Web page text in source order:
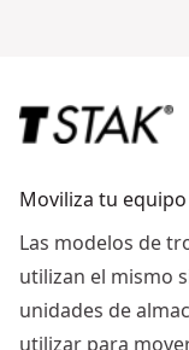
Moviliza tu equipo
Las modelos de
utilizan el mismo
unidades de
utilizar para